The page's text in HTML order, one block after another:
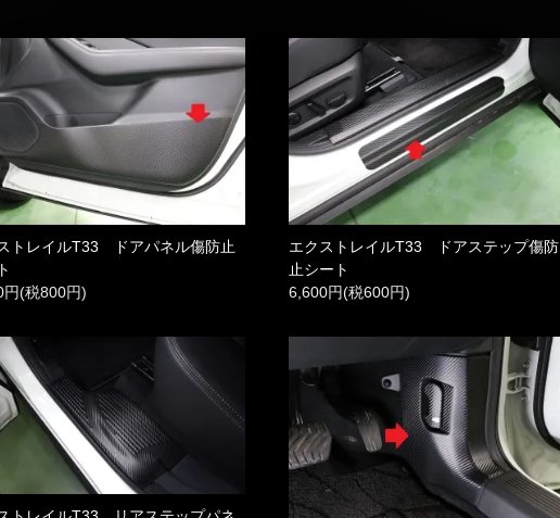
トレイルT33 ドアパネル傷防止
円(税800円)
エクストレイルT33 ドアステップ傷防
止シート
6,600円(税600円)